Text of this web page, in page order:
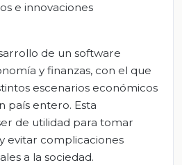
e innovaciones
de un software
y finanzas, con el que
escenarios económicos
país entero. Esta
de utilidad para tomar
evitar complicaciones
a la sociedad.